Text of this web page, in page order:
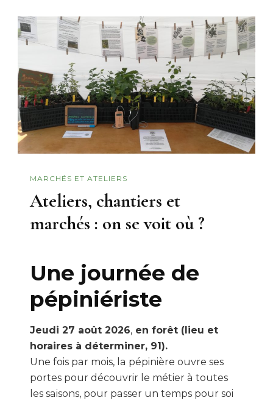
MARCHÉS ET ATELIERS
Ateliers, chantiers et
marchés : on se voit où ?
Une journée de
pépiniériste
Jeudi 27 août 2026, en forêt (lieu et
horaires à déterminer, 91).
Une fois par mois, la pépinière ouvre ses
portes pour découvrir le métier à toutes
les saisons, pour passer un temps pour soi